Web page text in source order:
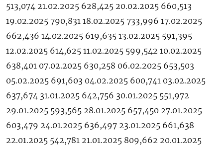
513,074 21.02.2025 628,425 20.02.2025 660,513
19.02.2025 790,831 18.02.2025 733,996 17.02.2025
662,436 14.02.2025 619,635 13.02.2025 591,395
12.02.2025 614,625 11.02.2025 599,542 10.02.2025
638,401 07.02.2025 630,258 06.02.2025 653,503
05.02.2025 691,603 04.02.2025 600,741 03.02.2025
637,674 31.01.2025 642,756 30.01.2025 551,972
29.01.2025 593,565 28.01.2025 657,450 27.01.2025
603,479 24.01.2025 636,497 23.01.2025 661,638
22.01.2025 542,781 21.01.2025 809,662 20.01.2025